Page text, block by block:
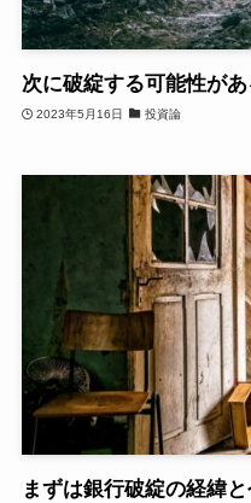
次に破綻する可能性が
2023年5月16日 投資論
まずは銀行破綻の経緯